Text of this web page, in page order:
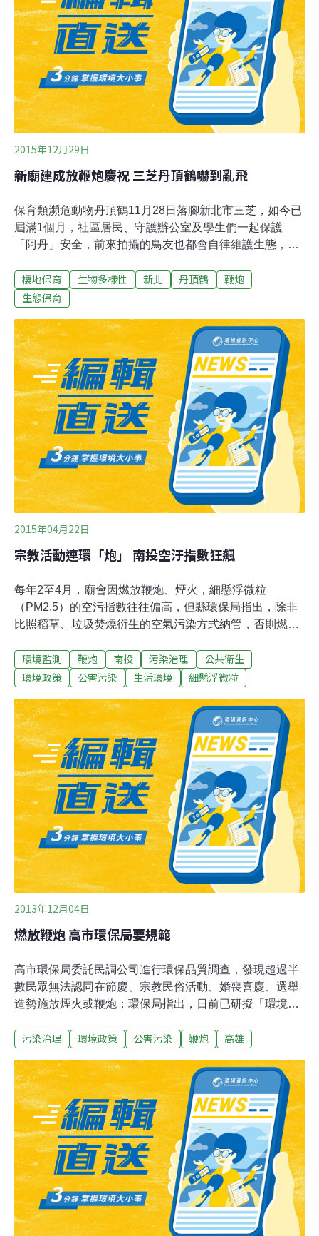
天所吃的東西，或是喝下的水，都比不上所呼吸的空氣來
得重要，所以環保廟宇是健康空氣第1步，也就是「以鮮
花取代燒香」、「漸進式減香、停香爐、停放鞭炮」、
「電子鞭炮取代傳統鞭炮」，打造環保廟宇、綠色媽祖。
葉光芃以2016年大甲媽祖遶境的空氣監測數值為例，他指
出，遶境時瞬間PM2.5（細懸浮微粒）濃度都是紫爆等級
的數10倍，由於PM2.5會對健康造成不良
2015年12月29日
新廟建成放鞭炮慶祝 三芝丹頂鶴嚇到亂飛
保育類瀕危動物丹頂鶴11月28日落腳新北市三芝，如今已
屆滿1個月，社區居民、守護辦公室及學生們一起保護
「阿丹」安全，前來拍攝的鳥友也都會自律維護生態，但
嚇亂飛，還要在空中閃躲沖天炮，引起愛鳥團體重視。
2015年11月28日丹頂鶴「阿丹」首次出現在金山居民附近
為是另一隻西伯利亞小白鶴來了，但經觀察後發現是保育
類丹頂鶴，市府動保人員也迅速介入保護，派員在棲地追
蹤觀察，並且拉上封鎖線及架設告示牌，避免丹頂鶴受到
過度干擾。「阿丹」不同於金山的小白鶴長期接觸人類，
牠至今仍充滿野性，對人類以及環境仍充滿警覺也容易受
驚嚇，鳥友前往拍攝時都會特別注意，避免去刺激「阿
丹」，但日前卻有人發現，因為棲地附近有新廟落成，放
鞭炮敲鑼打鼓慶祝，讓「阿丹」被嚇到在天空不斷盤旋不
敢落地，途中還要閃躲沖天炮的爆炸，直到炮聲停
棲地保育 生物多樣性 新北 丹頂鶴
鞭炮
生態保育
2015年04月22日
宗教活動連環「炮」 南投空汙指數狂飆
每年2至4月，廟會因燃放鞭炮、煙火，細懸浮微粒
（PM2.5）的空污指數往往偏高，但縣環保局指出，除非
比照稻草、垃圾焚燒衍生的空氣污染方式納管，否則燃放
正視並修訂相關法規。今二十一日（農曆三月三日）係玄
天上帝（俗稱帝爺公）聖誕，昨日縣內供奉帝爺公的宮廟
乾女兒回娘家、集集鎮武昌宮則辦理康樂晚會活動，鞭炮
聲四起，另埔里日前也因宮廟燃放鞭炮、煙火，細懸浮微
粒濃度還一度破表。環保局表示，細懸浮微粒濃度區分10
個等級，4級以上便有害人體健康，惟鞭炮、煙火管理目
前屬於消防單位職責，且僅就堆置、施放等安全性進行管
理，空污方面並無法條予以約束，令該局備感無奈。該局
強調，2至3月係土地公、帝爺公及媽祖的聖誕廟會季節，
對於類似宗教文化活動，也絕對尊重，但根據監測結果，
今年1月細懸浮微粒濃度多半在35毫克低等級以下
環境監測 鞭炮 南投 污染治理
公共衛生
環境政策
公害污染 生活環境 細懸浮微粒
2013年12月04日
燃放鞭炮 高市環保局要規範
高市環保局委託民調公司進行環保品質調查，發現超過半
數民眾無法認同在節慶、宗教民俗活動、婚喪喜慶、選舉
造勢施放煙火或鞭炮；環保局指出，日前已研擬「環境維
這項調查，有43.3%民眾認同特殊節慶、宗教民俗、婚喪
2.4%表示無明確意見；令調查人員訝異的是，不認同在特
殊日子放鞭炮者，以50歲以上的老年人比例最高。環保局
主秘張瑞琿說，環保局已將「高雄市環境維護管理自治條
例草案」送議會審議，未來可依第20條規定，制訂相關罰
則管制各項民俗、廟會、慶典及競選活動各式煙火使用。
另外，針對高市各種環境問題，民眾認為最嚴重是空氣汙
染，佔所有受訪者45.8%，其次依序是電線桿及路燈上的
違規廣告（23.1%）、地上檳榔汁及檳榔渣（18.8%）、
河川汙染（11.2%）、環境髒亂（10.1%）。
污染治理 環境政策 公害污染 鞭炮 高雄